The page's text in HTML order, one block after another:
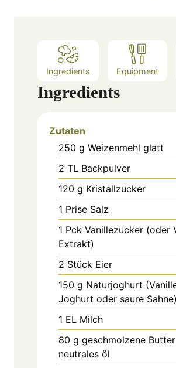
Ingredients Equipment
Ingredients
Zutaten
250 g Weizenmehl glatt
2 TL Backpulver
120 g Kristallzucker
1 Prise Salz
1 Pck Vanillezucker (oder
Extrakt)
2 Stück Eier
150 g Naturjoghurt
Joghurt oder saure Sahne)
1 EL Milch
80 g geschmolzene
neutrales öl